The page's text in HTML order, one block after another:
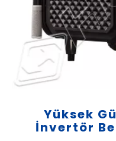
Yüksek
İnvertör